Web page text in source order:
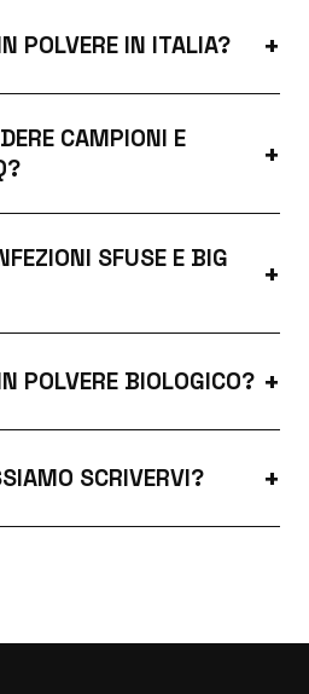
POLVERE IN ITALIA?
CAMPIONI E
SFUSE E BIG
POLVERE BIOLOGICO?
SCRIVERVI?